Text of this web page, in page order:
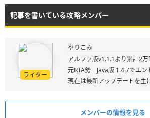
記事を書いている攻略メンバー
ライター
やりこみ
アルファ版v1.1.1より累計2
元RTA勢 Java版 1.4.7でエン
現在は最新アップデートを主
メンバーの情報を見る